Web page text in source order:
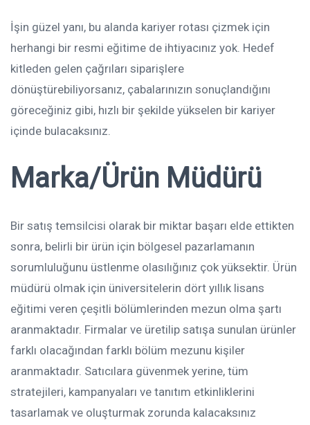
İşin güzel yanı, bu alanda kariyer rotası çizmek için
herhangi bir resmi eğitime de ihtiyacınız yok. Hedef
kitleden gelen çağrıları siparişlere
dönüştürebiliyorsanız, çabalarınızın sonuçlandığını
göreceğiniz gibi, hızlı bir şekilde yükselen bir kariyer
içinde bulacaksınız.
Marka/Ürün Müdürü
Bir satış temsilcisi olarak bir miktar başarı elde ettikten
sonra, belirli bir ürün için bölgesel pazarlamanın
sorumluluğunu üstlenme olasılığınız çok yüksektir. Ürün
müdürü olmak için üniversitelerin dört yıllık lisans
eğitimi veren çeşitli bölümlerinden mezun olma şartı
aranmaktadır. Firmalar ve üretilip satışa sunulan ürünler
farklı olacağından farklı bölüm mezunu kişiler
aranmaktadır. Satıcılara güvenmek yerine, tüm
stratejileri, kampanyaları ve tanıtım etkinliklerini
tasarlamak ve oluşturmak zorunda kalacaksınız